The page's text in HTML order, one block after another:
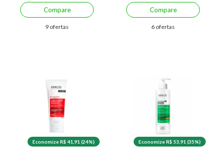
Compare
9 ofertas
Compare
6 ofertas
Economize R$ 41,91 (24%) Economize R$ 53,91 (35%)